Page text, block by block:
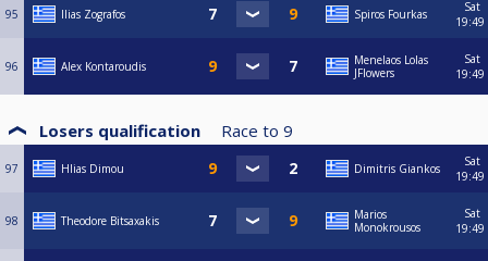
95 Ilias Zografos Spiros Fourkas
Sat
19:49
96 Alex Kontaroudis
Menelaos Lolas
JFlowers
Sat
19:49
Losers qualification Race to 9
97 Hlias Dimou Dimitris Giankos
Sat
19:49
98 Theodore Bitsaxakis
Marios
Monokrousos
Sat
19:49